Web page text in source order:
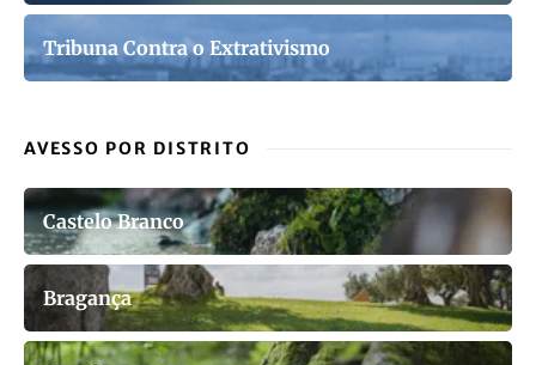
Tribuna Contra o Extrativismo
AVESSO POR DISTRITO
Castelo Branco
Bragança